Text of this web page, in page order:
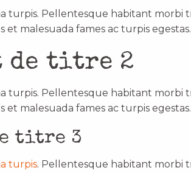
turpis. Pellentesque habitant morbi
et malesuada fames ac turpis egestas.
de titre 2
turpis. Pellentesque habitant morbi
et malesuada fames ac turpis egestas.
titre 3
turpis. Pellentesque habitant morbi